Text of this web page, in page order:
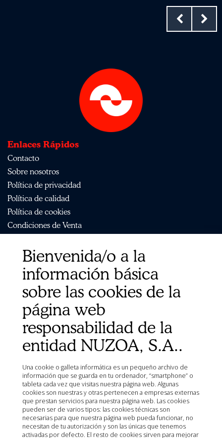
Enlaces Rápidos
Contacto
Sobre nosotros
Política de privacidad
Política de calidad
Política de cookies
Condiciones de Venta
Mapa del sitio
Organismos
Ambiente (MAPA)
Sanitarios (AEMPS)
veterinarios CIMAVET
Bienvenida/o a la
información básica
sobre las cookies de la
página web
responsabilidad de la
entidad NUZOA, S.A..
Una cookie o galleta informática es un pequeño archivo de
información que se guarda en tu ordenador, “smartphone” o
tableta cada vez que visitas nuestra página web. Algunas
cookies son nuestras y otras pertenecen a empresas externas
que prestan servicios para nuestra página web. Las cookies
pueden ser de varios tipos: las cookies técnicas son
necesarias para que nuestra página web pueda funcionar, no
necesitan de tu autorización y son las únicas que tenemos
activadas por defecto. El resto de cookies sirven para mejorar